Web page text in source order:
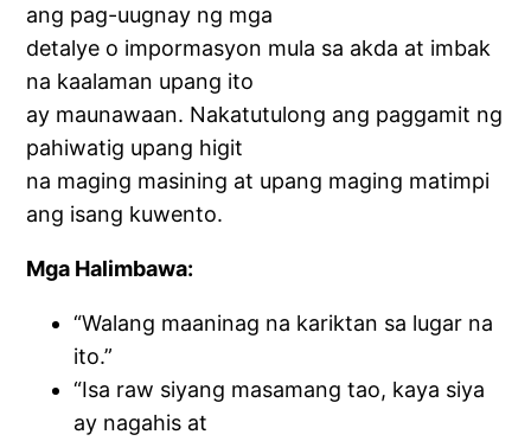
ang pag-uugnay ng mga
detalye o impormasyon mula sa akda at imbak
na kaalaman upang ito
ay maunawaan. Nakatutulong ang paggamit ng
pahiwatig upang higit
na maging masining at upang maging matimpi
ang isang kuwento.
Mga Halimbawa:
“Walang maaninag na kariktan sa lugar na
ito.”
“Isa raw siyang masamang tao, kaya siya
ay nagahis at